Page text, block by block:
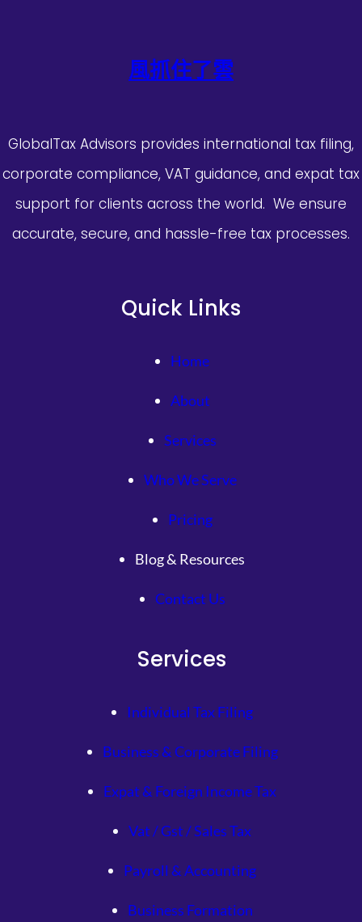
風抓住了雲
GlobalTax Advisors provides international tax filing,
corporate compliance, VAT guidance, and expat tax
support for clients across the world. We ensure
accurate, secure, and hassle-free tax processes.
Quick Links
Home
About
Services
Who We Serve
Pricing
Blog & Resources
Contact Us
Services
Individual Tax Filing
Business & Corporate Filing
Expat & Foreign Income Tax
Vat / Gst / Sales Tax
Payroll & Accounting
Business Formation